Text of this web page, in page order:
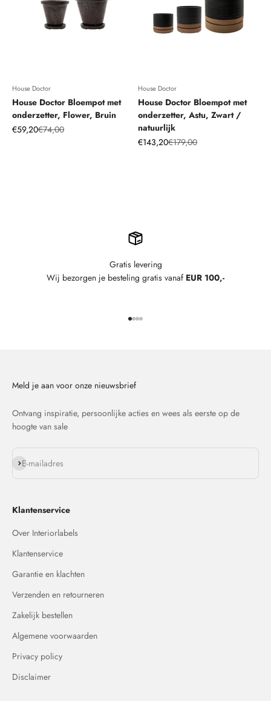
House Doctor
House Doctor Bloempot met
onderzetter, Flower, Bruin
Aanbiedingsprijs
€59,20Normale prijs
€74,00
House Doctor
House Doctor Bloempot met
onderzetter, Astu, Zwart /
natuurlijk
Aanbiedingsprijs
€143,20Normale prijs
€179,00
Gratis levering
Wij bezorgen je besteling gratis vanaf EUR 100,-
Meld je aan voor onze nieuwsbrief
Ontvang inspiratie, persoonlijke acties en wees als eerste op de
hoogte van sale
E-mailadres
Abonneren
Klantenservice
Over Interiorlabels
Klantenservice
Garantie en klachten
Verzenden en retourneren
Zakelijk bestellen
Algemene voorwaarden
Privacy policy
Disclaimer